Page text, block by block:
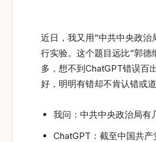
近日，我又用“中共中央政治
行实验。这个题目远比“郭德
多，想不到ChatGPT错误百
好，明明有错却不肯认错或道
我问：中共中央政治局有
ChatGPT：截至中国共产